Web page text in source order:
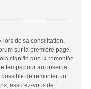
de sa consultation,
sur la première page.
signifie que la remontée
temps pour autoriser la
possible de remonter un
assurez-vous de